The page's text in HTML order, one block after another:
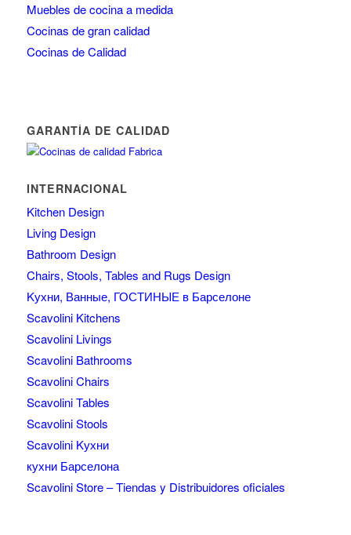
Muebles de cocina a medida
Cocinas de gran calidad
Cocinas de Calidad
GARANTÍA DE CALIDAD
INTERNACIONAL
Kitchen Design
Living Design
Bathroom Design
Chairs, Stools, Tables and Rugs Design
Kухни, Ванные, ГОСТИНЫЕ в Барселоне
Scavolini Kitchens
Scavolini Livings
Scavolini Bathrooms
Scavolini Chairs
Scavolini Tables
Scavolini Stools
Scavolini Kухни
кухни Барселона
Scavolini Store – Tiendas y Distribuidores oficiales